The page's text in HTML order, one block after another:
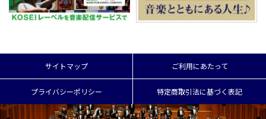
サイトマップ ご利用にあたって
プライバシーポリシー 特定商取引法に基づく表記